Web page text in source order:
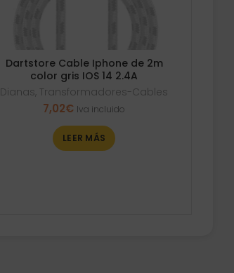
Dartstore Cable Iphone de 2m
color gris IOS 14 2.4A
Dianas, Transformadores-Cables
7,02€ Iva incluido
LEER MÁS